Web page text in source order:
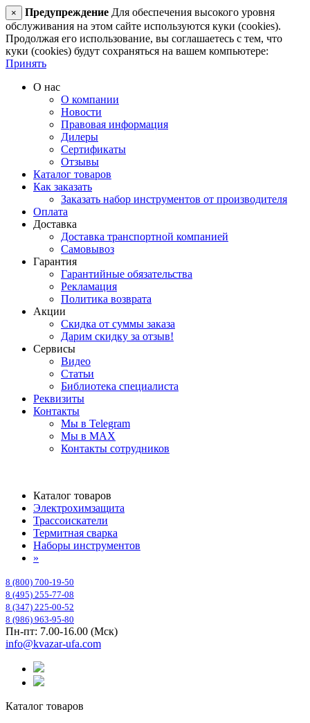
× Предупреждение Для обеспечения высокого уровня
обслуживания на этом сайте используются куки (cookies).
Продолжая его использование, вы соглашаетесь с тем, что
куки (cookies) будут сохраняться на вашем компьютере:
Принять
О нас
О компании
Новости
Правовая информация
Дилеры
Сертификаты
Отзывы
Каталог товаров
Как заказать
Заказать набор инструментов от производителя
Оплата
Доставка
Доставка транспортной компанией
Самовывоз
Гарантия
Гарантийные обязательства
Рекламация
Политика возврата
Акции
Скидка от суммы заказа
Дарим скидку за отзыв!
Сервисы
Видео
Статьи
Библиотека специалиста
Реквизиты
Контакты
Мы в Telegram
Мы в MAX
Контакты сотрудников
Каталог товаров
Электрохимзащита
Трассоискатели
Термитная сварка
Наборы инструментов
»
8 (800) 700-19-50
8 (495) 255-77-08
8 (347) 225-00-52
8 (986) 963-95-80
Пн-пт: 7.00-16.00 (Мск)
info@kvazar-ufa.com
Каталог товаров